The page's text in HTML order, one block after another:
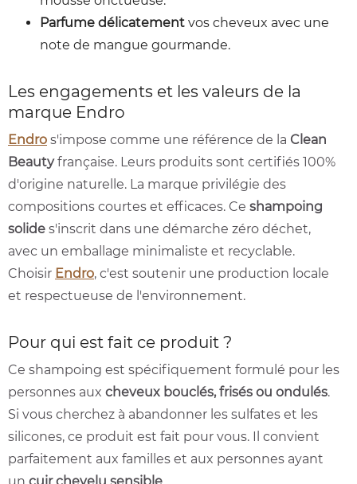
Parfume délicatement vos cheveux avec une
note de mangue gourmande.
Les engagements et les valeurs de la
marque Endro
Endro s'impose comme une référence de la Clean
Beautyfrançaise. Leurs produits sont certifiés 100%
d'origine naturelle. La marque privilégie des
compositions courtes et efficaces. Ce shampoing
solide s'inscrit dans une démarche zéro déchet,
avec un emballage minimaliste et recyclable.
Choisir Endro, c'est soutenir une production locale
et respectueuse de l'environnement.
Pour qui est fait ce produit ?
Ce shampoing est spécifiquement formulé pour les
personnes aux cheveux bouclés, frisés ou ondulés.
Si vous cherchez à abandonner les sulfates et les
silicones, ce produit est fait pour vous. Il convient
parfaitement aux familles et aux personnes ayant